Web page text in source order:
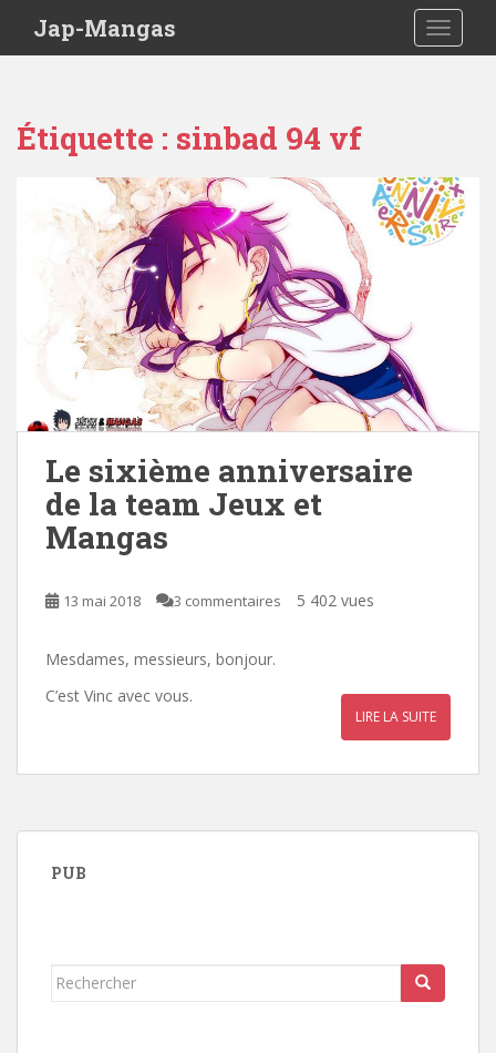
Jap-Mangas
Étiquette : sinbad 94 vf
Le sixième anniversaire
de la team Jeux et
Mangas
13 mai 2018 3 commentaires 5 402 vues
Mesdames, messieurs, bonjour.
C’est Vinc avec vous.
LIRE LA SUITE
PUB
Rechercher...